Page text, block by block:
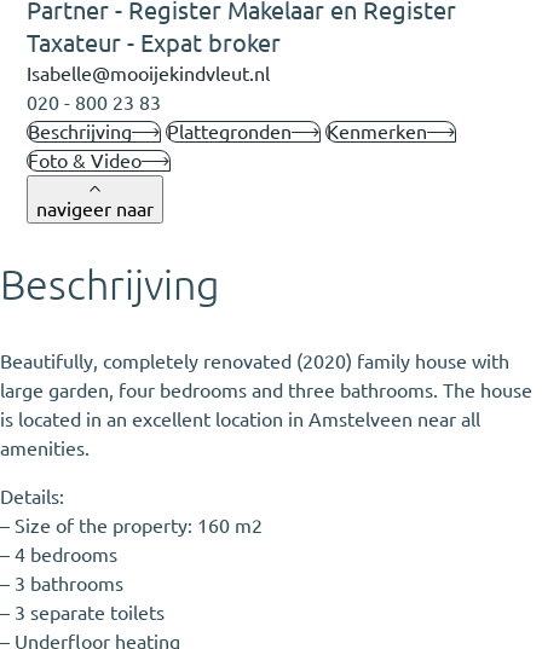
Partner - Register Makelaar en Register
Taxateur - Expat broker
Isabelle@mooijekindvleut.nl
020 - 800 23 83
Beschrijving
Plattegronden
Kenmerken
Foto & Video
navigeer naar
Beschrijving
Beautifully, completely renovated (2020) family house with
large garden, four bedrooms and three bathrooms. The house
is located in an excellent location in Amstelveen near all
amenities.
Details:
– Size of the property: 160 m2
– 4 bedrooms
– 3 bathrooms
– 3 separate toilets
– Underfloor heating